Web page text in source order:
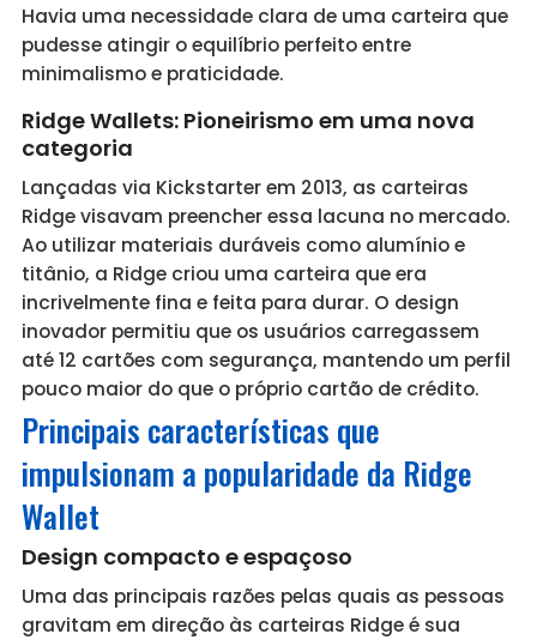
Havia uma necessidade clara de uma carteira que
pudesse atingir o equilíbrio perfeito entre
minimalismo e praticidade.
Ridge Wallets: Pioneirismo em uma nova
categoria
Lançadas via Kickstarter em 2013, as carteiras
Ridge visavam preencher essa lacuna no mercado.
Ao utilizar materiais duráveis como alumínio e
titânio, a Ridge criou uma carteira que era
incrivelmente fina e feita para durar. O design
inovador permitiu que os usuários carregassem
até 12 cartões com segurança, mantendo um perfil
pouco maior do que o próprio cartão de crédito.
Principais características que
impulsionam a popularidade da Ridge
Wallet
Design compacto e espaçoso
Uma das principais razões pelas quais as pessoas
gravitam em direção às carteiras Ridge é sua